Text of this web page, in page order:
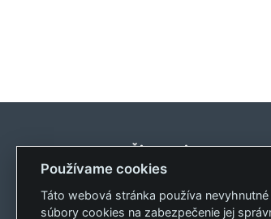
Činnosti
Zúčtovanie odchýlok
Používame cookies
Táto webová stránka používa nevyhnutné
súbory cookies na zabezpečenie jej